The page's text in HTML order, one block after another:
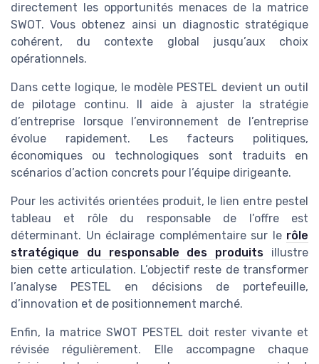
directement les opportunités menaces de la matrice
SWOT. Vous obtenez ainsi un diagnostic stratégique
cohérent, du contexte global jusqu’aux choix
opérationnels.
Dans cette logique, le modèle PESTEL devient un outil
de pilotage continu. Il aide à ajuster la stratégie
d’entreprise lorsque l’environnement de l’entreprise
évolue rapidement. Les facteurs politiques,
économiques ou technologiques sont traduits en
scénarios d’action concrets pour l’équipe dirigeante.
Pour les activités orientées produit, le lien entre pestel
tableau et rôle du responsable de l’offre est
déterminant. Un éclairage complémentaire sur le rôle
stratégique du responsable des produits illustre
bien cette articulation. L’objectif reste de transformer
l’analyse PESTEL en décisions de portefeuille,
d’innovation et de positionnement marché.
Enfin, la matrice SWOT PESTEL doit rester vivante et
révisée régulièrement. Elle accompagne chaque